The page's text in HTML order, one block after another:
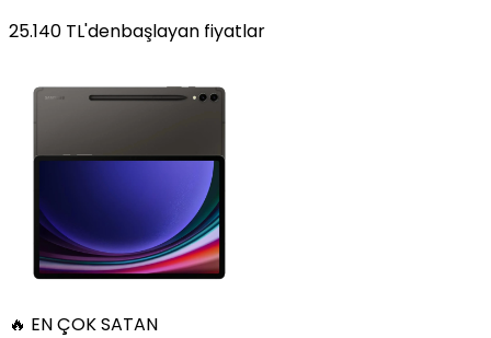
25.140 TL'denbaşlayan fiyatlar
🔥 EN ÇOK SATAN